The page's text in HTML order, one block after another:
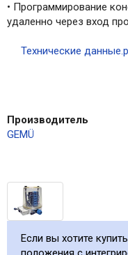
• Программирование
удаленно через вход
Технические
Производитель
GEMÜ
Если вы хотите